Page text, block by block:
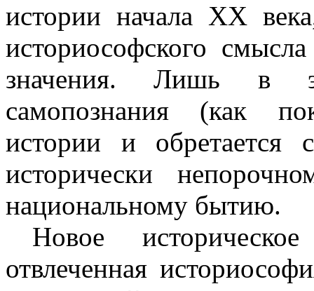
истории начала XX
историософского
значения. Лишь в
самопознания (как
истории и обретается
исторически
национальному бытию.
Новое
отвлеченная